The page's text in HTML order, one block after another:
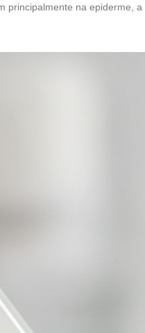
principalmente na epiderme,